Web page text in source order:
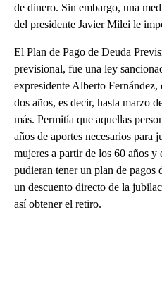
de dinero. Sin embargo, una
del presidente Javier Milei le
El Plan de Pago de Deuda
previsional, fue una ley
expresidente Alberto
dos años, es decir, hasta marzo
más. Permitía que aquellas
años de aportes necesarios
mujeres a partir de los 60 años
pudieran tener un plan de pagos
un descuento directo de la
así obtener el retiro.